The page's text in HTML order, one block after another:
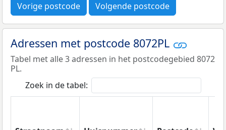
Vorige postcode Volgende postcode
Adressen met postcode 8072PL
Tabel met alle 3 adressen in het postcodegebied 8072
PL.
Zoek in de tabel: